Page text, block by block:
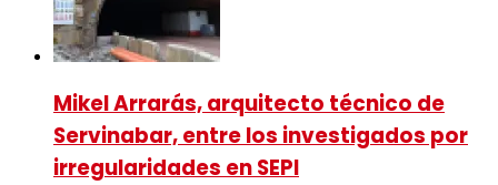
Mikel Arrarás, arquitecto técnico de
Servinabar, entre los investigados por
irregularidades en SEPI